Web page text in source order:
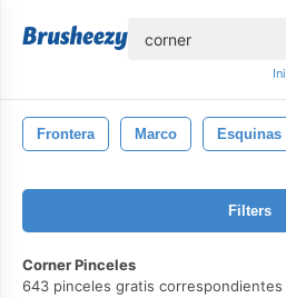
Frontera Marco Esquinas
Filters
Corner Pinceles
643 pinceles gratis correspondientes